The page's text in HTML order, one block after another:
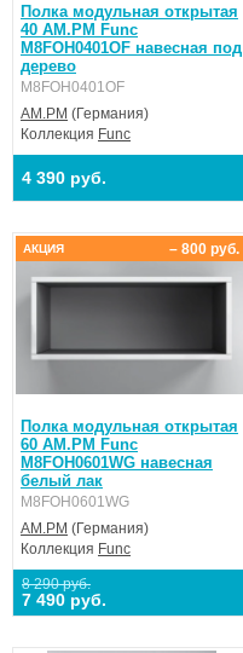
Полка модульная открытая
40 AM.PM Func
M8FOH0401OF навесная под
дерево
M8FOH0401OF
AM.PM (Германия)
Коллекция Func
4 390 руб.
Полка модульная открытая
60 AM.PM Func
M8FOH0601WG навесная
белый лак
M8FOH0601WG
AM.PM (Германия)
Коллекция Func
8 290 руб.
7 490 руб.
– 800 руб.
АКЦИЯ